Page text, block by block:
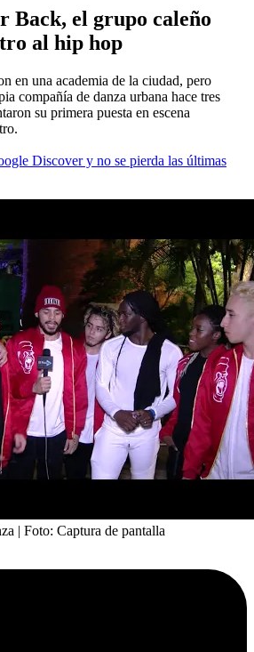
Back, el grupo caleño
al hip hop
en una academia de la ciudad, pero
compañía de danza urbana hace tres
su primera puesta en escena
Discover y no se pierda las últimas
| Foto: Captura de pantalla